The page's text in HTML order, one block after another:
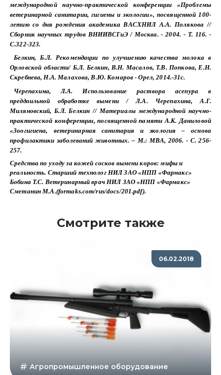
международной научно-практической конференции «Проблемы
ветеринарной санитарии, гигиены и экологии», посвященной 100-
летию со дня рождения академика ВАСХНИЛ А.А. Полякова //
Сборник научных трудов ВНИИВСГиЭ / Москва. - 2004. - Т. 116. -
С.322-323.
Белкин, Б.Л. Рекомендации по улучшению качества молока в
Орловской области/ Б.Л. Белкин, В.Н. Масалов, Т.В. Попкова, Е.Н.
Скребнева, Н.А. Малахова, В.Ю. Комаров - Орел, 2014.-31с.
Черепахина, Л.А. Использование раствора асепура в
преддоильной обработке вымени / Л.А. Черепахина, А.Г.
Миляновский, Б.Л. Белкин // Материалы международной научно-
практической конференции, посвященной памяти А.К. Даниловой
«Зоогигиена, ветеринарная санитария и экология – основа
профилактики заболеваний животных. – М.: МВА, 2006. - С. 256-
257.
Средства по уходу за кожей сосков вымени коров: мифы и
реальность. Старший технолог НИЛ ЗАО «НПП «Фармакс»
Бобина Т.С. Ветеринарный врач НИЛ ЗАО «НПП «Фармакс»
Сметанин М.А.(formaks.com/rus/docs/201.pdf).
Смотрите также
06.02.2018
Агропромышленное оборудование